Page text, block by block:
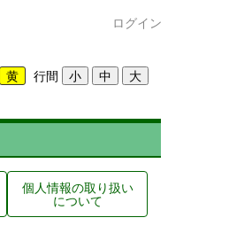
ログイン
行間
個人情報の取り扱い
について